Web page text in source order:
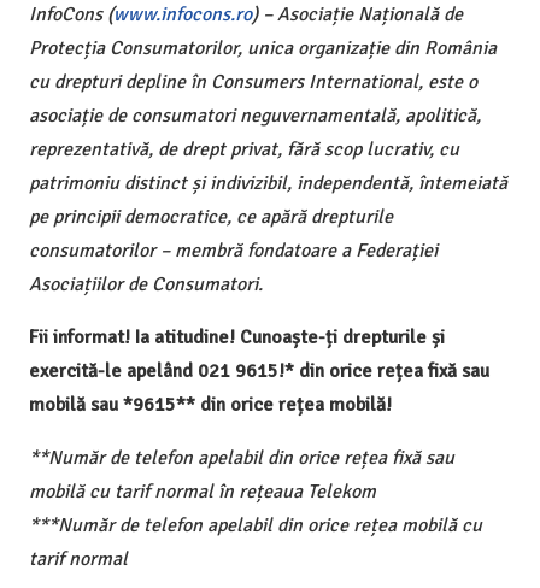
InfoCons (www.infocons.ro) – Asociație Națională de
Protecția Consumatorilor, unica organizație din România
cu drepturi depline în Consumers International, este o
asociație de consumatori neguvernamentală, apolitică,
reprezentativă, de drept privat, fără scop lucrativ, cu
patrimoniu distinct și indivizibil, independentă, întemeiată
pe principii democratice, ce apără drepturile
consumatorilor – membră fondatoare a Federației
Asociațiilor de Consumatori.
Fii informat! Ia atitudine! Cunoaște-ți drepturile și
exercită-le apelând 021 9615!* din orice rețea fixă sau
mobilă sau *9615** din orice rețea mobilă!
**Număr de telefon apelabil din orice rețea fixă sau
mobilă cu tarif normal în rețeaua Telekom
***Număr de telefon apelabil din orice rețea mobilă cu
tarif normal